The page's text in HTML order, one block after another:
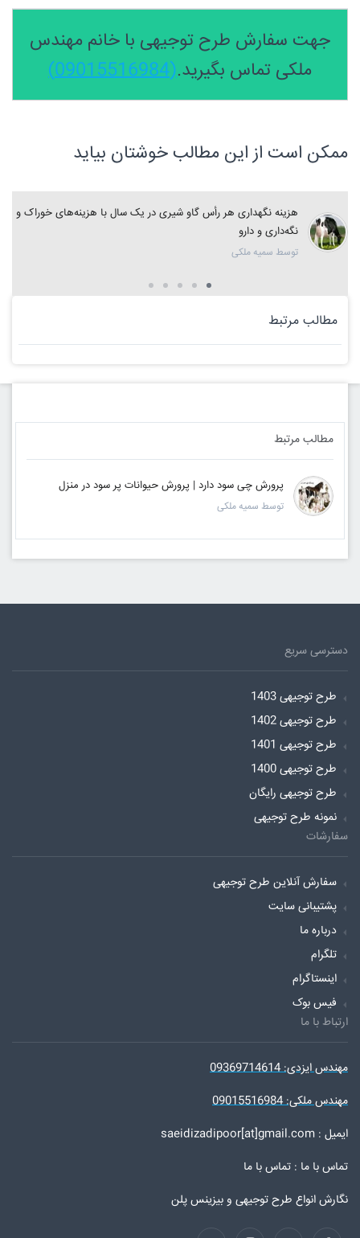
جهت سفارش طرح توجیهی با خانم مهندس
ملکی تماس بگیرید.(09015516984)
ممکن است از این مطالب خوشتان بیاید
هزینه نگهداری هر رأس گاو شیری در یک سال با هزینه‌های خوراک و
نگه‌داری و دارو
توسط سمیه ملکی
مطالب مرتبط
مطالب مرتبط
پرورش چی سود دارد | پرورش حیوانات پر سود در منزل
توسط سمیه ملکی
دسترسی سریع
طرح توجیهی 1403
طرح توجیهی 1402
طرح توجیهی 1401
طرح توجیهی 1400
طرح توجیهی رایگان
نمونه طرح توجیهی
سفارشات
سفارش آنلاین طرح توجیهی
پشتیبانی سایت
درباره ما
تلگرام
اینستاگرام
فیس بوک
ارتباط با ما
مهندس ایزدی: 09369714614
مهندس ملکی: 09015516984
ایمیل : saeidizadipoor[at]gmail.com
تماس با ما : تماس با ما
نگارش انواع طرح توجیهی و بیزینس پلن